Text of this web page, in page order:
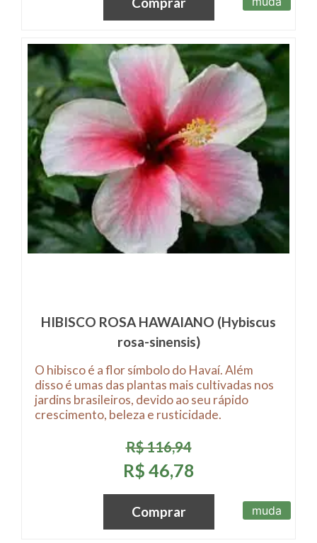
HIBISCO ROSA HAWAIANO (Hybiscus
rosa-sinensis)
O hibisco é a flor símbolo do Havaí. Além
disso é umas das plantas mais cultivadas nos
jardins brasileiros, devido ao seu rápido
crescimento, beleza e rusticidade.
R$ 116,94
R$ 46,78
Comprar muda